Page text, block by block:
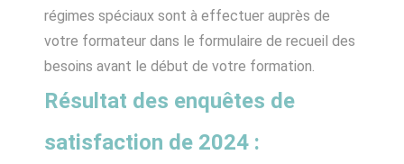
régimes spéciaux sont à effectuer auprès de
votre formateur dans le formulaire de recueil des
besoins avant le début de votre formation.
Résultat des enquêtes de
satisfaction de 2024 :